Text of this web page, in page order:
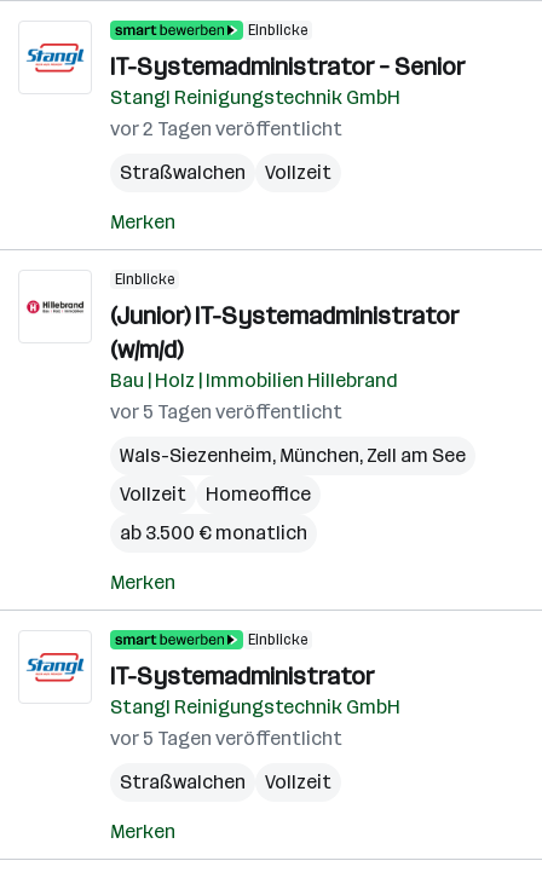
Einblicke
IT-Systemadministrator – Senior
Stangl Reinigungstechnik GmbH
vor 2 Tagen veröffentlicht
Straßwalchen
Vollzeit
Merken
Einblicke
(Junior) IT-Systemadministrator
(w/m/d)
Bau | Holz | Immobilien Hillebrand
vor 5 Tagen veröffentlicht
Wals-Siezenheim, München, Zell am See
Vollzeit
Homeoffice
ab 3.500 € monatlich
Merken
Einblicke
IT-Systemadministrator
Stangl Reinigungstechnik GmbH
vor 5 Tagen veröffentlicht
Straßwalchen
Vollzeit
Merken